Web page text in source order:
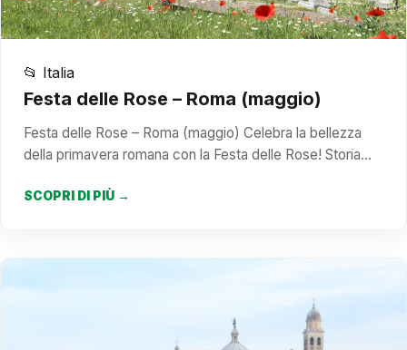
📂 Italia
Festa delle Rose – Roma (maggio)
Festa delle Rose – Roma (maggio) Celebra la bellezza
della primavera romana con la Festa delle Rose! Storia…
SCOPRI DI PIÙ →